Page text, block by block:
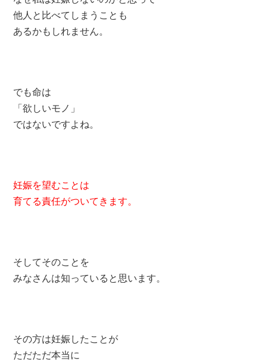
他人と比べてしまうことも
あるかもしれません。
でも命は
「欲しいモノ」
ではないですよね。
妊娠を望むことは
育てる責任がついてきます。
そしてそのことを
みなさんは知っていると思います。
その方は妊娠したことが
ただただ本当に